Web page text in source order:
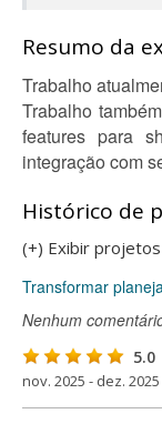
Resumo da
Trabalho
Trabalho
features para
integração com
Histórico de
(+) Exibir
Transformar
Nenhum
5.0
nov. 2025 - dez. 2025